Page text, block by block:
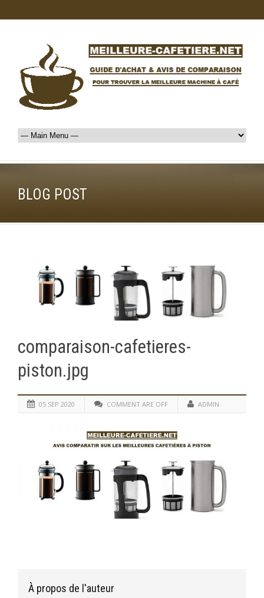
BLOG POST
comparaison-cafetieres-
piston.jpg
05 SEP 2020 COMMENT ARE OFF ADMIN
À propos de l'auteur